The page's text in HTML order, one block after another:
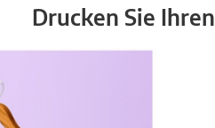
Drucken Sie